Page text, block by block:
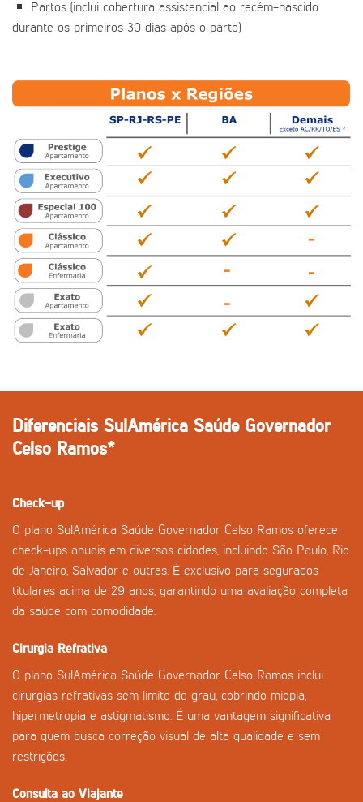
Partos (inclui cobertura assistencial ao recém-nascido
durante os primeiros 30 dias após o parto)
Diferenciais SulAmérica Saúde Governador
Celso Ramos*
Check-up
O plano SulAmérica Saúde Governador Celso Ramos oferece
check-ups anuais em diversas cidades, incluindo São Paulo, Rio
de Janeiro, Salvador e outras. É exclusivo para segurados
titulares acima de 29 anos, garantindo uma avaliação completa
da saúde com comodidade.
Cirurgia Refrativa
O plano SulAmérica Saúde Governador Celso Ramos inclui
cirurgias refrativas sem limite de grau, cobrindo miopia,
hipermetropia e astigmatismo. É uma vantagem significativa
para quem busca correção visual de alta qualidade e sem
restrições.
Consulta ao Viajante